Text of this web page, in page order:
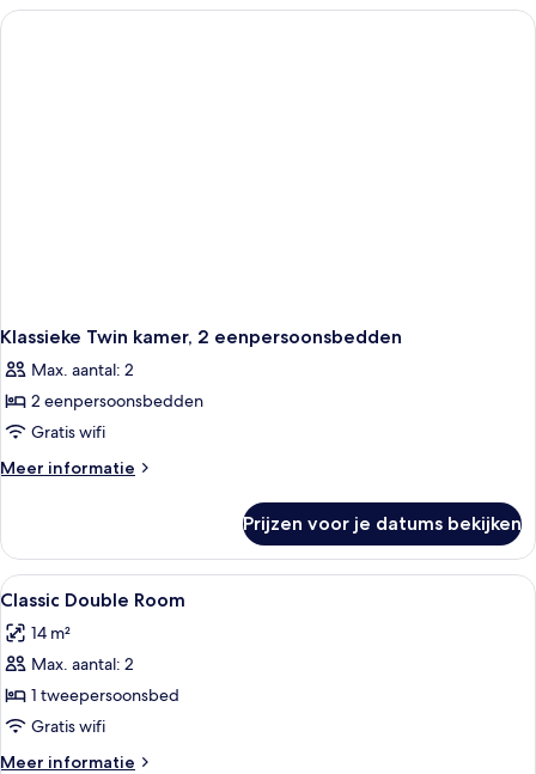
Klassieke Twin kamer, 2 eenpersoonsbedden
Max. aantal: 2
2 eenpersoonsbedden
Gratis wifi
Meer informatie
Meer
Twin
kamer,
2
Prijzen voor je datums bekijken
Alle
foto's
voor
Classic
Double
Room
laden
Een kluis op de kamer, een bureau,
1
Classic Double Room
14 m²
Max. aantal: 2
1 tweepersoonsbed
Gratis wifi
Meer informatie
Meer